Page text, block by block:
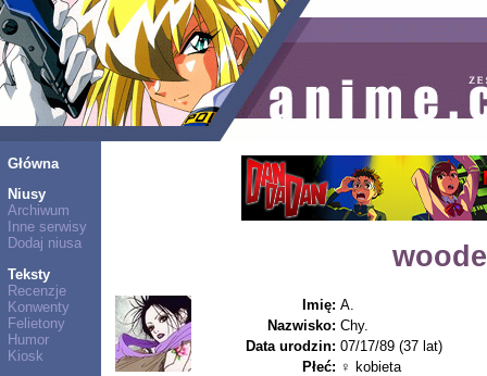
Główna
Niusy
Archiwum
Inne serwisy
Dodaj niusa
Teksty
Recenzje
Konwenty
Felietony
Humor
Kiosk
Imię: A.
Nazwisko: Chy.
Data urodzin: 07/17/89 (37 lat)
Płeć: ♀ kobieta